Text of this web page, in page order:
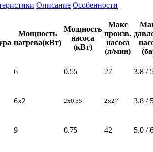
Описание Особенности
Мощность
нагрева(кВт)
Мощность
насоса
(кВт)
Макс
произв.
насоса
(л/мин)
6 0.55 27 3.8 / 5
6x2 2x0.55 2x27 3.8 / 5
9 0.75 42 5.0 /